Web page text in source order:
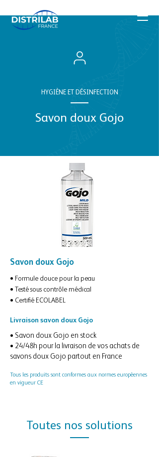
HYGIÈNE ET DÉSINFECTION
Savon doux Gojo
Savon doux Gojo
• Formule douce pour la peau
• Testé sous contrôle médical
• Certifié ECOLABEL
Livraison savon doux Gojo
• Savon doux Gojo en stock
• 24/48h pour la livraison de vos achats de
savons doux Gojo partout en France
Tous les produits sont conformes aux normes européennes
en vigueur CE
Toutes nos solutions